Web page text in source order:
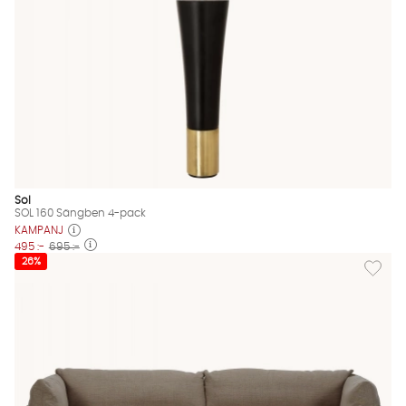
Sol
SOL 160 Sängben 4-pack
KAMPANJ
495 :- 695 :-
Lägg
26%